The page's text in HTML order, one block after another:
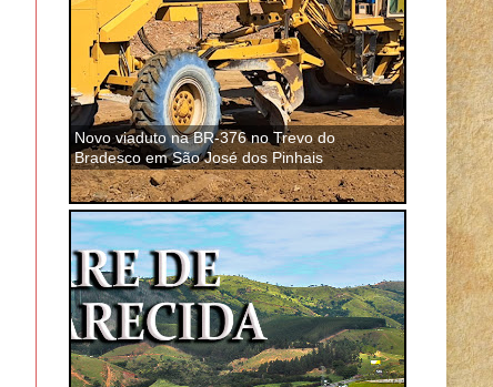
Novo viaduto na BR-376 no Trevo do
Bradesco em São José dos Pinhais